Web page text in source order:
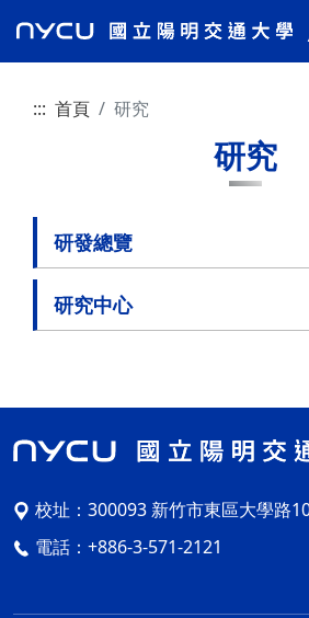
::: 首頁 研究
研究
研發總覽
研究中心
校址： 300093 新竹市東區大學路
電話： +886-3-571-2121